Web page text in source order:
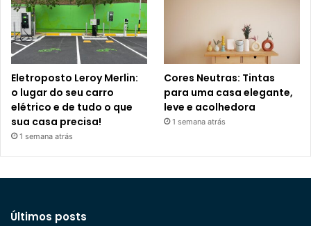
Eletroposto Leroy Merlin:
o lugar do seu carro
elétrico e de tudo o que
sua casa precisa!
1 semana atrás
Cores Neutras: Tintas
para uma casa elegante,
leve e acolhedora
1 semana atrás
Últimos posts